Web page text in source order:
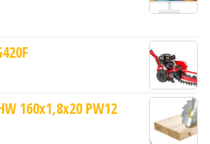
160x1,8x20 PW12